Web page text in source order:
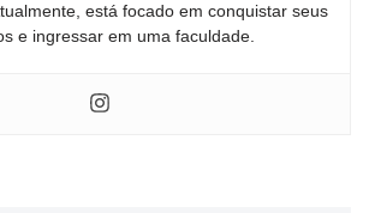
está focado em conquistar seus
e ingressar em uma faculdade.